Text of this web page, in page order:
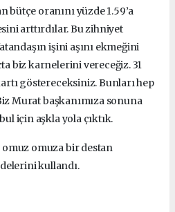
bütçe oranını yüzde 1.59’a
arttırdılar. Bu zihniyet
işini aşını ekmeğini
biz karnelerini vereceğiz. 31
göstereceksiniz. Bunları hep
Murat başkanımıza sonuna
için aşkla yola çıktık.
omuz omuza bir destan
kullandı.